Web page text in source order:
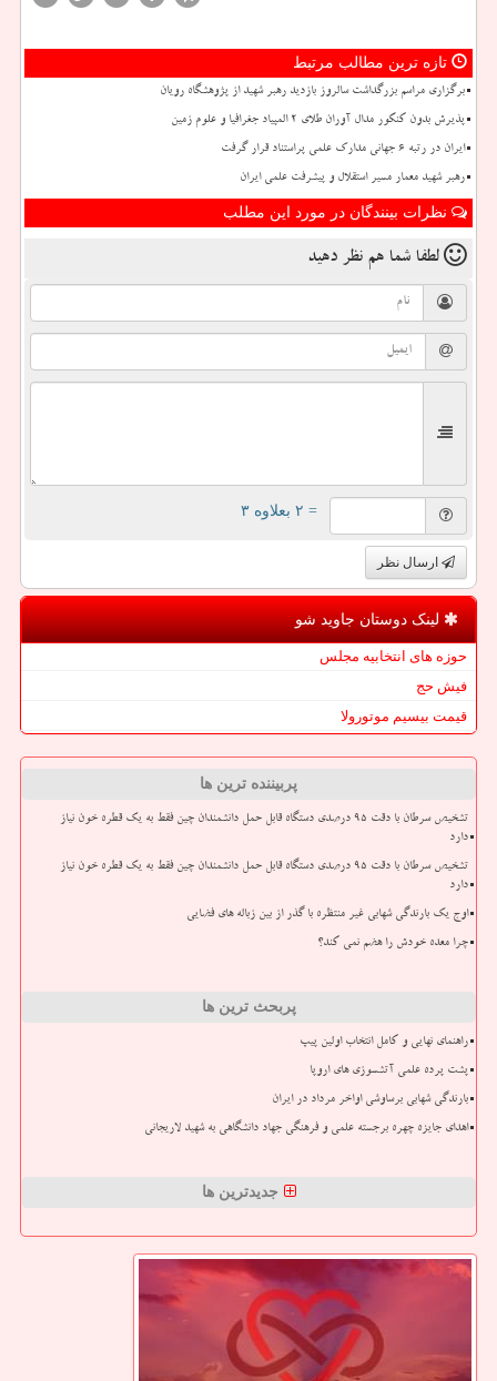
تازه ترین مطالب مرتبط
برگزاری مراسم بزرگداشت سالروز بازدید رهبر شهید از پژوهشگاه رویان
پذیرش بدون کنکور مدال آوران طلای ۲ المپیاد جغرافیا و علوم زمین
ایران در رتبه ۶ جهانی مدارک علمی پراستناد قرار گرفت
رهبر شهید معمار مسیر استقلال و پیشرفت علمی ایران
نظرات بینندگان در مورد این مطلب
لطفا شما هم نظر دهید
= ۲ بعلاوه ۳
ارسال نظر
لینک دوستان جاوید شو
حوزه های انتخابیه مجلس
فیش حج
قیمت بیسیم موتورولا
پربیننده ترین ها
تشخیص سرطان با دقت ۹۵ درصدی دستگاه قابل حمل دانشمندان چین فقط به یک قطره خون نیاز
دارد
تشخیص سرطان با دقت ۹۵ درصدی دستگاه قابل حمل دانشمندان چین فقط به یک قطره خون نیاز
دارد
اوج یک بارندگی شهابی غیر منتظره با گذر از بین زباله های فضایی
چرا معده خودش را هضم نمی کند؟
پربحث ترین ها
راهنمای نهایی و کامل انتخاب اولین پیپ
پشت پرده علمی آتشسوزی های اروپا
بارندگی شهابی برساوشی اواخر مرداد در ایران
اهدای جایزه چهره برجسته علمی و فرهنگی جهاد دانشگاهی به شهید لاریجانی
جدیدترین ها